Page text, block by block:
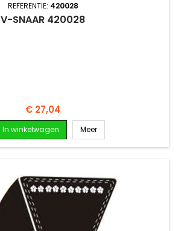
REFERENTIE: 420028
V-SNAAR 420028
Prijs
€ 27,04
In winkelwagen Meer